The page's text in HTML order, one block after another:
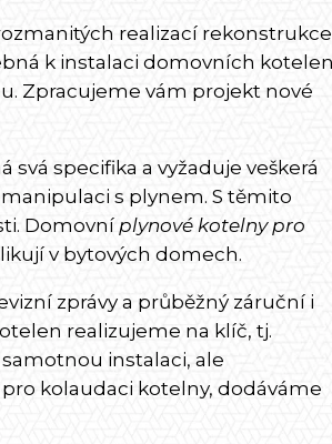
realizací rekonstrukce
k instalaci domovních
Zpracujeme vám projekt nové
specifika a vyžaduje veškerá
s plynem. S těmito
Domovní plynové kotelny pro
v bytových domech.
zprávy a průběžný záruční i
realizujeme na klíč, tj.
instalaci, ale
kolaudaci kotelny, dodáváme